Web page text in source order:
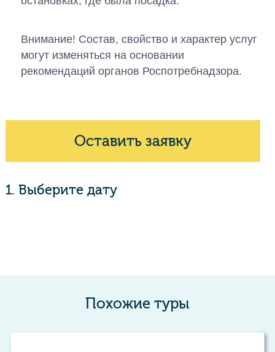
Внимание! Состав, свойство и характер услуг
могут изменяться на основании
рекомендаций органов Роспотребнадзора.
Оставить заявку
1. Выберите дату
Похожие туры